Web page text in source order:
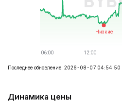
Последнее обновление: 2026-08-07 04:54:50
Динамика цены